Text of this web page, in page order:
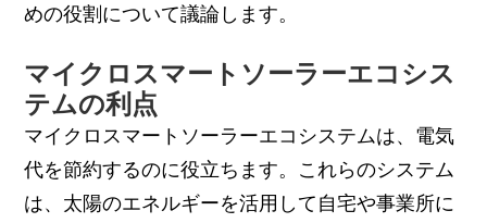
めの役割について議論します。
マイクロスマートソーラーエコシス
テムの利点
マイクロスマートソーラーエコシステムは、電気
代を節約するのに役立ちます。これらのシステム
は、太陽のエネルギーを活用して自宅や事業所に